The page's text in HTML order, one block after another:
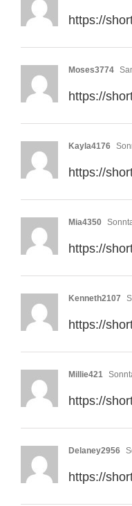
https://
Moses3774
https://
Kayla4176
https://
Mia4350
https://
Kenneth2107
https://
Millie421
https://
Delaney2956
https://